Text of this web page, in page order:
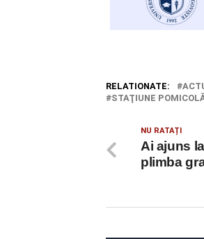
RELATIONATE:
STAŢIUNE
NU RATAȚI
Ai ajuns
plimba